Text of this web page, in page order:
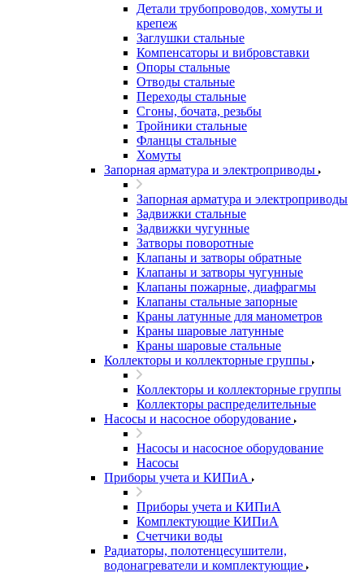
Детали трубопроводов, хомуты и
крепеж
Заглушки стальные
Компенсаторы и вибровставки
Опоры стальные
Отводы стальные
Переходы стальные
Сгоны, бочата, резьбы
Тройники стальные
Фланцы стальные
Хомуты
Запорная арматура и электроприводы
Запорная арматура и электроприводы
Задвижки стальные
Задвижки чугунные
Затворы поворотные
Клапаны и затворы обратные
Клапаны и затворы чугунные
Клапаны пожарные, диафрагмы
Клапаны стальные запорные
Краны латунные для манометров
Краны шаровые латунные
Краны шаровые стальные
Коллекторы и коллекторные группы
Коллекторы и коллекторные группы
Коллекторы распределительные
Насосы и насосное оборудование
Насосы и насосное оборудование
Насосы
Приборы учета и КИПиА
Приборы учета и КИПиА
Комплектующие КИПиА
Счетчики воды
Радиаторы, полотенцесушители,
водонагреватели и комплектующие